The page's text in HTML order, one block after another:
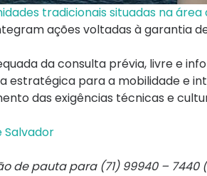
tradicionais situadas na área
ações voltadas à garantia
da consulta prévia, livre e
estratégica para a mobilidade e
das exigências técnicas e
de pauta para (71) 99940 – 7440 (